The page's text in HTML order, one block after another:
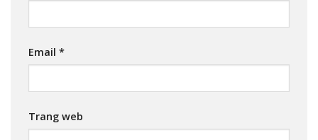
Email *
Trang web